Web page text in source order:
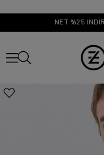
NET %25